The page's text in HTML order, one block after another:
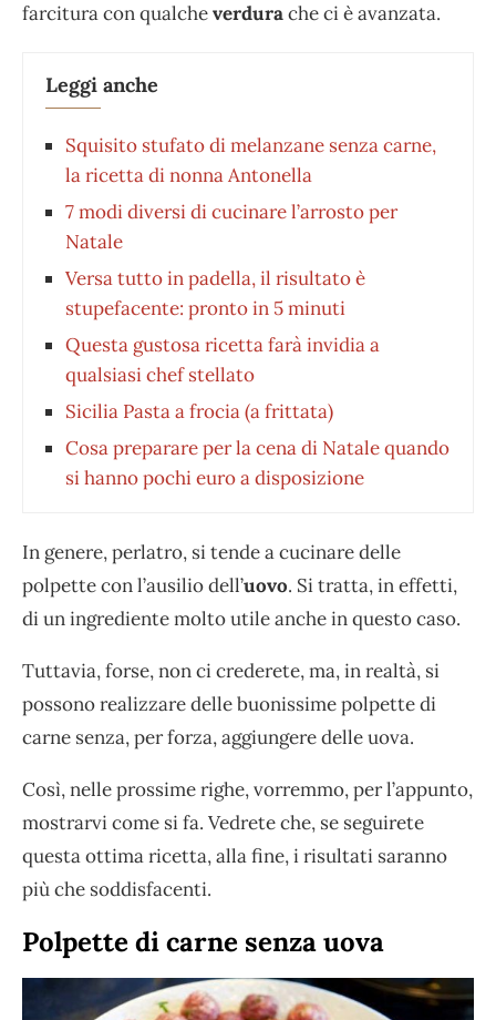
farcitura con qualcheverdurache ci è avanzata.
Leggi anche
Squisito stufato di melanzane senza carne,
la ricetta di nonna Antonella
7 modi diversi di cucinare l’arrosto per
Natale
Versa tutto in padella, il risultato è
stupefacente: pronto in 5 minuti
Questa gustosa ricetta farà invidia a
qualsiasi chef stellato
Sicilia Pasta a frocia (a frittata)
Cosa preparare per la cena di Natale quando
si hanno pochi euro a disposizione
In genere, perlatro, si tende a cucinare delle
polpette con l’ausilio dell’uovo. Si tratta, in effetti,
di un ingrediente molto utile anche in questo caso.
Tuttavia, forse, non ci crederete, ma, in realtà, si
possono realizzare delle buonissime polpette di
carne senza, per forza, aggiungere delle uova.
Così, nelle prossime righe, vorremmo, per l’appunto,
mostrarvi come si fa. Vedrete che, se seguirete
questa ottima ricetta, alla fine, i risultati saranno
più che soddisfacenti.
Polpette di carne senza uova